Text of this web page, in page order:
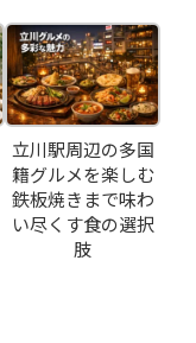
立川駅周辺の多国
籍グルメを楽しむ
鉄板焼きまで味わ
い尽くす食の選択
肢